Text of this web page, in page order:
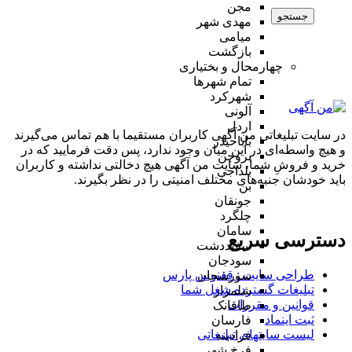
مجن
مهدی شهر
میامی
بازگشت
چهارمحال و بختیاری
تمام شهر‌ها
شهرکرد
آلونی
اردل
باباحیدر
بروجن
بلداجی
بن
جونقان
چلگرد
سامان
سفیددشت
سودجان
سورشجان
شلمزار
طاقانک
فارسان
فرادبنه
جستجو
در سایت تبلیغاتی من آگهی کاربران مستقیما با هم تماس می‌گیرند
و هیچ واسطه‌ای در این میان وجود ندارد، پس دقت فرمایید که در
خرید و فروشِ شما، سایت من آگهی هیچ دخالتی نداشته و کاربران
باید خودشان جنبه‌های مختلف امنیتی را در نظر بگیرند.
دسترسی سریع
طراحی سایت :‌ ققنوس پارس
تبلیغات گسترده شغل شما
قوانین و مقررات
ثبت اینماد
لیست سایتهای تبلیغاتی